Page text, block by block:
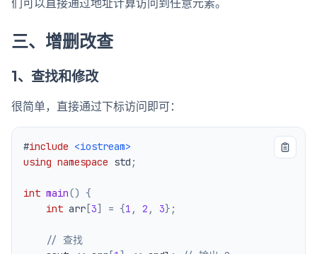
三、增删改查
1、查找和修改
很简单，直接通过下标访问即可：
#include <iostream>
using namespace std ;
int main() {
int arr [3] = {1 , 2 , 3} ;
// 查找